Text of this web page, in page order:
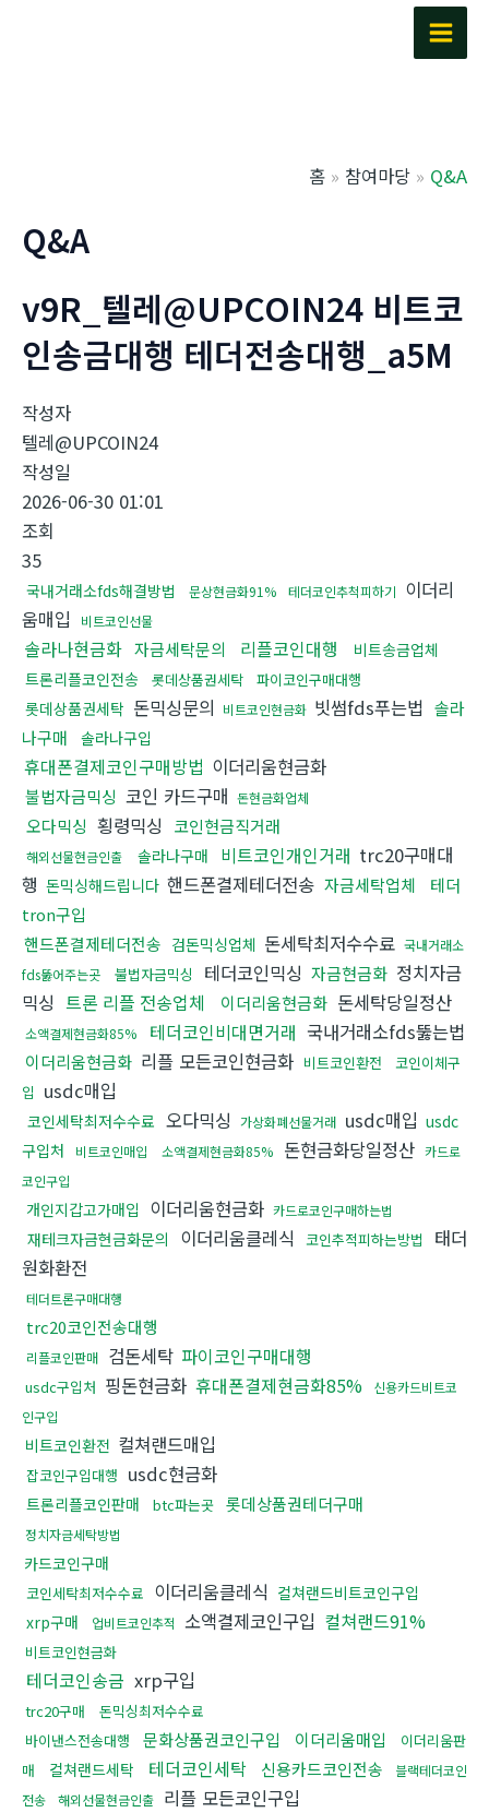
Main
홈 참여마당 Q&A
Q&A
v9R_텔레@UPCOIN24 비트코
인송금대행 테더전송대행_a5M
작성자
텔레@UPCOIN24
작성일
2026-06-30 01:01
조회
35
국내거래소fds해결방법 문상현금화91% 테더코인추척피하기 이더리
움매입
비트코인선물
솔라나현금화 자금세탁문의 리플코인대행
비트송금업체
트론리플코인전송
롯데상품권세탁 파이코인구매대행
롯데상품권세탁 돈믹싱문의 비트코인현금화 빗썸fds푸는법 솔라
나구매
솔라나구입
휴대폰결제코인구매방법 이더리움현금화
불법자금믹싱 코인 카드구매 돈현금화업체
오다믹싱 횡령믹싱 코인현금직거래
해외선물현금인출 솔라나구매 비트코인개인거래 trc20구매대
행 돈믹싱해드립니다 핸드폰결제테더전송 자금세탁업체
테더
tron구입
핸드폰결제테더전송 검돈믹싱업체 돈세탁최저수수료 국내거래소
fds뚫어주는곳
불법자금믹싱 테더코인믹싱 자금현금화 정치자금
믹싱 트론 리플 전송업체 이더리움현금화 돈세탁당일정산
소액결제현금화85% 테더코인비대면거래 국내거래소fds뚫는법
이더리움현금화 리플 모든코인현금화 비트코인환전
코인이체구
입 usdc매입
코인세탁최저수수료 오다믹싱 가상화폐선물거래 usdc매입 usdc
구입처
비트코인매입 소액결제현금화85% 돈현금화당일정산 카드로
코인구입
개인지갑고가매입 이더리움현금화 카드로코인구매하는법
재테크자금현금화문의 이더리움클레식 코인추적피하는방법
태더
원화환전
테더트론구매대행
trc20코인전송대행
리플코인판매 검돈세탁 파이코인구매대행
usdc구입처 핑돈현금화 휴대폰결제현금화85%
신용카드비트코
인구입
비트코인환전 컬쳐랜드매입
잡코인구입대행 usdc현금화
트론리플코인판매 btc파는곳 롯데상품권테더구매
정치자금세탁방법
카드코인구매
코인세탁최저수수료 이더리움클레식 컬쳐랜드비트코인구입
xrp구매
업비트코인추적 소액결제코인구입 컬쳐랜드91%
비트코인현금화
테더코인송금 xrp구입
trc20구매
돈믹싱최저수수료
바이낸스전송대행
문화상품권코인구입 이더리움매입
이더리움판
매
컬쳐랜드세탁 테더코인세탁 신용카드코인전송
블랙테더코인
전송
해외선물현금인출 리플 모든코인구입